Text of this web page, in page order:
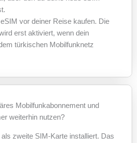
vor deiner Reise kaufen. Die
erst aktiviert, wenn dein
türkischen Mobilfunknetz
Mobilfunkabonnement und
weiterhin nutzen?
zweite SIM-Karte installiert. Das